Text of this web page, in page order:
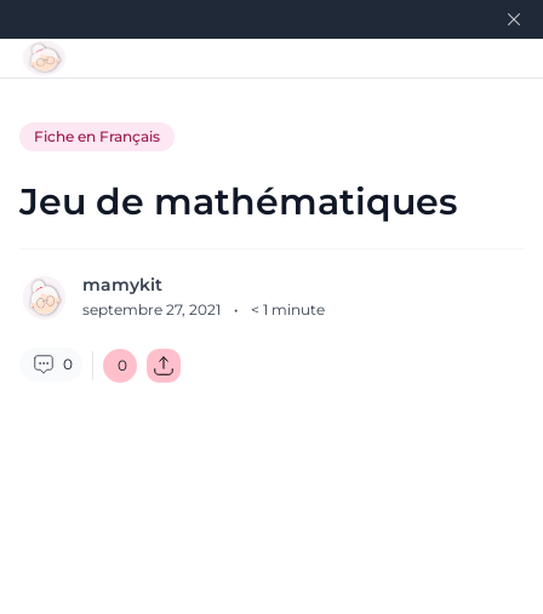
Fiche en Français
Jeu de mathématiques
mamykit
septembre 27, 2021 · < 1 minute
0 0